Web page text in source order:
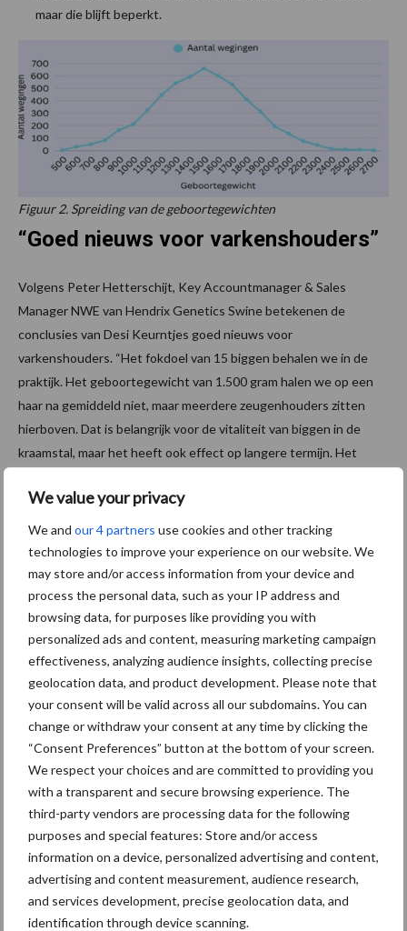
We value your privacy
We and our 4 partners use cookies and other tracking
technologies to improve your experience on our website. We
may store and/or access information from your device and
process the personal data, such as your IP address and
browsing data, for purposes like providing you with
personalized ads and content, measuring marketing campaign
effectiveness, analyzing audience insights, collecting precise
geolocation data, and product development. Please note that
your consent will be valid across all our subdomains. You can
change or withdraw your consent at any time by clicking the
“Consent Preferences” button at the bottom of your screen.
We respect your choices and are committed to providing you
with a transparent and secure browsing experience. The
third-party vendors are processing data for the following
purposes and special features: Store and/or access
information on a device, personalized advertising and content,
advertising and content measurement, audience research,
and services development, precise geolocation data, and
identification through device scanning.
maar die blijft beperkt.
Figuur 2. Spreiding van de geboortegewichten
“Goed nieuws voor varkenshouders”
Volgens Peter Hetterschijt, Key Accountmanager & Sales
Manager NWE van Hendrix Genetics Swine betekenen de
conclusies van Desi Keurntjes goed nieuws voor
varkenshouders. “Het fokdoel van 15 biggen behalen we in de
praktijk. Het geboortegewicht van 1.500 gram halen we op een
haar na gemiddeld niet, maar meerdere zeugenhouders zitten
hierboven. Dat is belangrijk voor de vitaliteit van biggen in de
kraamstal, maar het heeft ook effect op langere termijn. Het
resultaten in de vleesvarkensfase. Daar zijn genoeg onderzoeken
naar gedaan.”
Hetterschijt is niet verrast door het gemiddelde
geboortegewicht dat uit het onderzoek van Keurntjes kwam.
Dit kan natuurlijk een voedingskwestie zijn of een
eindbeerkwestie. Hoe dan ook ben ik blij dat onze zeug de
verwachting waarmaakt.”
Technische resultaten uit zeugenmanagementprogramma’s waar
Hendrix Genetics toegang toe heeft zeggen al veel over het
behalen van fokdoelen. De belangrijkste toegevoegde waarde
van het onderzoek dat Desi Keurntjes dit voorjaar uitvoerde
vindt Hetterschijt de resultaten van de fysieke wegingen die op
klantniveau hebben plaatsgevonden.
“Uiteindelijk laat dit onderzoek zien dat we met onze fokdoelen
op de juiste weg zijn. De anderhalve kilo geboortegewicht blijven
we gewoon als standaard hanteren. Van jaar tot jaar bekijken we